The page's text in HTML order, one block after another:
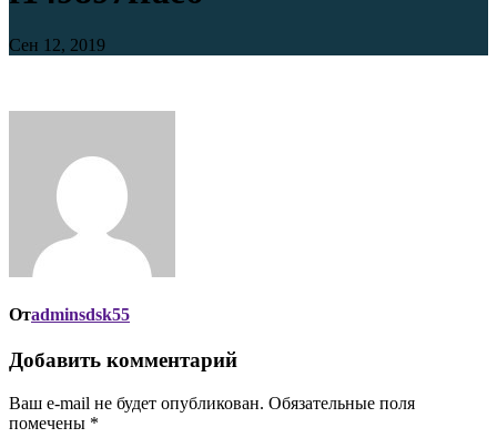
Сен 12, 2019
Отadminsdsk55
Добавить комментарий
Ваш e-mail не будет опубликован. Обязательные поля
помечены *